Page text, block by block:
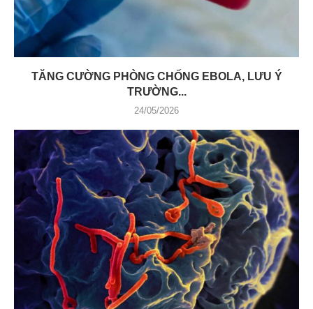
TĂNG CƯỜNG PHÒNG CHỐNG EBOLA, LƯU Ý
TRƯỜNG...
24/05/2026